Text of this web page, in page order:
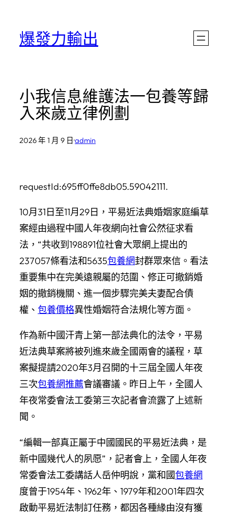
爆發力輸出
小我信息維護法一包養等歸
入來歲立律例劃
2026 年 1 月 9 日·admin
requestId:695ff0ffe8db05.59042111.
10月31日至11月29日，平易近法典婚姻家庭編草
案經由過程中國人年夜網向社會公然征求看
法，“共收到198891位社會大眾網上提出的
237057條看法和5635包養網封群眾來信。看法
重要集中在完美遠親屬的范圍、修正可撤銷婚
姻的撤銷機關、進一個步驟完美夫妻配合債
權、 包養價格異性婚姻符合法規化等方面。
作為新中國汗青上第一部法典化的法令，平易
近法典草案將被列進來歲全國兩會的議程，草
案擬提請2020年3月召開的十三屆全國人年夜
三次包養網推薦會議審議。昨日上午，全國人
年夜常委會法工委第三次記者會流露了上述新
聞。
“編輯一部真正屬于中國國民的平易近法典，是
新中國幾代人的夙愿”，記者會上，全國人年夜
常委會法工委講話人岳仲明說，黨和國包養網
度曾于1954年、1962年、1979年和2001年四次
啟動平易近法制訂任務，都因各種緣由沒有獲